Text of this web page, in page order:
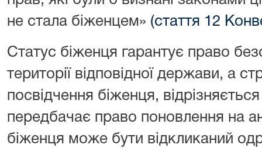
не стала біженцем» (стаття 12
Статус біженця гарантує право
території відповідної держави, а
посвідчення біженця,
передбачає право поновлення на
біженця може бути відкликаний